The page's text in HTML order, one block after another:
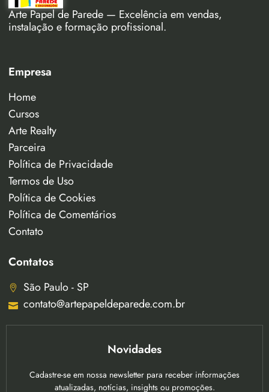
Arte Papel de Parede — Excelência em vendas,
instalação e formação profissional.
Empresa
Home
Cursos
Arte Realty
Parceira
Política de Privacidade
Termos de Uso
Política de Cookies
Política de Comentários
Contato
Contatos
São Paulo - SP
contato@artepapeldeparede.com.br
Novidades
Cadastre-se em nossa newsletter para receber informações
atualizadas, notícias, insights ou promoções.